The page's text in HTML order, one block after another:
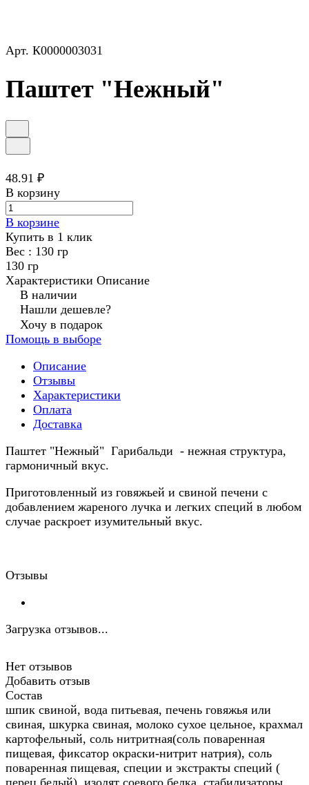
Арт. К0000003031
Паштет "Нежный"
48.91 ₽
В корзину
В корзине
Купить в 1 клик
Вес : 130 гр
130 гр
Характеристики Описание
В наличии
Нашли дешевле?
Хочу в подарок
Помощь в выборе
Описание
Отзывы
Характеристики
Оплата
Доставка
Паштет "Нежный" Гарибальди - нежная структура,
гармоничный вкус.
Приготовленный из говяжьей и свиной печени с
добавлением жареного лучка и легких специй в любом
случае раскроет изумительный вкус.
Отзывы
Загрузка отзывов...
Нет отзывов
Добавить отзыв
Состав
шпик свиной, вода питьевая, печень говяжья или
свиная, шкурка свиная, молоко сухое цельное, крахмал
картофельный, соль нитритная(соль поваренная
пищевая, фиксатор окраски-нитрит натрия), соль
поваренная пищевая, специи и экстракты специй (